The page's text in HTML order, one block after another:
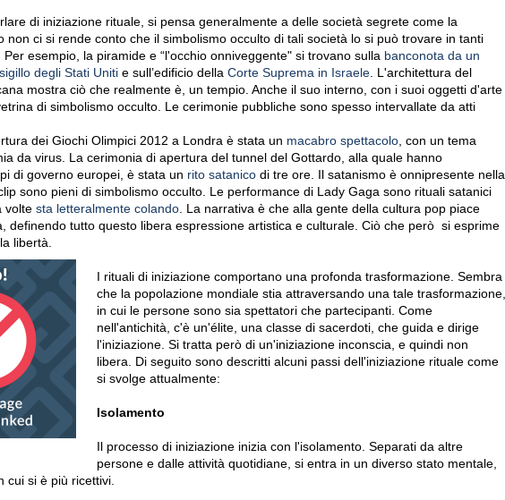
di iniziazione rituale, si pensa generalmente a delle società segrete come la
non ci si rende conto che il simbolismo occulto di tali società lo si può trovare in tanti
esempio, la piramide e “l'occhio onniveggente" si trovano sulla banconota da un
degli Stati Unitie sull’edificio della Corte Suprema in Israele. L'architettura del
mostra ciò che realmente è, un tempio. Anche il suo interno, con i suoi oggetti d'arte
di simbolismo occulto. Le cerimonie pubbliche sono spesso intervallate da atti
dei Giochi Olimpici 2012 a Londra è stata un macabro spettacolo, con un tema
da virus. La cerimonia di apertura del tunnel del Gottardo, alla quale hanno
di governo europei, è stata un rito satanicodi tre ore. Il satanismo è onnipresente nella
sono pieni di simbolismo occulto. Le performance di Lady Gaga sono rituali satanici
volte sta letteralmente colando. La narrativa è che alla gente della cultura pop piace
definendo tutto questo libera espressione artistica e culturale. Ciò che però si esprime
libertà.
I rituali di iniziazione comportano una profonda trasformazione. Sembra
che la popolazione mondiale stia attraversando una tale trasformazione,
in cui le persone sono sia spettatori che partecipanti. Come
nell'antichità, c'è un'élite, una classe di sacerdoti, che guida e dirige
l'iniziazione. Si tratta però di un'iniziazione inconscia, e quindi non
libera. Di seguito sono descritti alcuni passi dell'iniziazione rituale come
si svolge attualmente:
Isolamento
Il processo di iniziazione inizia con l'isolamento. Separati da altre
persone e dalle attività quotidiane, si entra in un diverso stato mentale,
cui si è più ricettivi.